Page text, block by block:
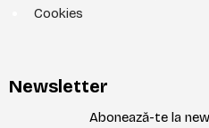
Cookies
Newsletter
Abonează-te la